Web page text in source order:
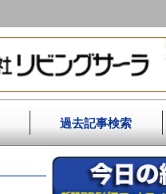
過去記事検索